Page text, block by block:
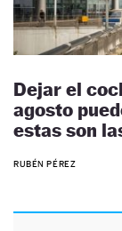
Dejar el
agosto
estas son
RUBÉN PÉREZ